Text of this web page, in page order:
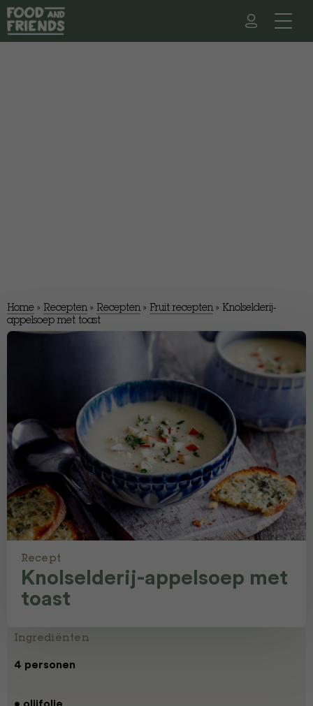
Home » Recepten » Recepten » Fruit recepten » Knolselderij-
appelsoep met toast
Recept
Knolselderij-appelsoep met
toast
Ingrediënten
4 personen